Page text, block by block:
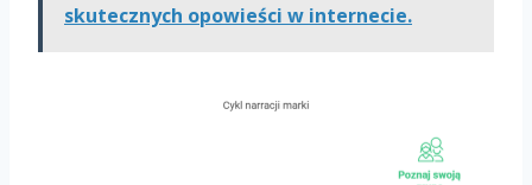
skutecznych opowieści w internecie.